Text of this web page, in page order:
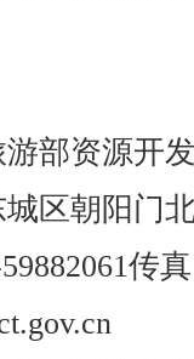
部资源开
区朝阳门北
传真